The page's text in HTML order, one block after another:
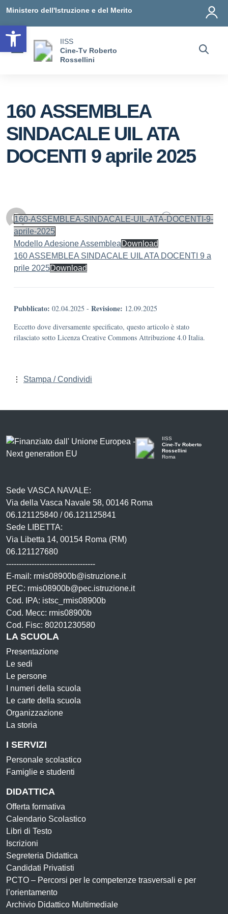
Ministero dell'Istruzione e del Merito
IISS
Cine-Tv Roberto
Rossellini
160 ASSEMBLEA
SINDACALE UIL ATA
DOCENTI 9 aprile 2025
Personale scolastico 0
160-ASSEMBLEA-SINDACALE-UIL-ATA-DOCENTI-9-
aprile-2025
Modello Adesione AssembleaDownload
160 ASSEMBLEA SINDACALE UIL ATA DOCENTI 9 a
prile 2025Download
Pubblicato: 02.04.2025 - Revisione: 12.09.2025
Eccetto dove diversamente specificato, questo articolo è stato
rilasciato sotto Licenza Creative Commons Attribuzione 4.0 Italia.
Stampa / Condividi
IISS
Cine-Tv Roberto
Rossellini
Roma
Sede VASCA NAVALE:
Via della Vasca Navale 58, 00146 Roma
06.121125840 / 06.121125841
Sede LIBETTA:
Via Libetta 14, 00154 Roma (RM)
06.121127680
-----------------------------------
E-mail: rmis08900b@istruzione.it
PEC: rmis08900b@pec.istruzione.it
Cod. IPA: istsc_rmis08900b
Cod. Mecc: rmis08900b
Cod. Fisc: 80201230580
LA SCUOLA
Presentazione
Le sedi
Le persone
I numeri della scuola
Le carte della scuola
Organizzazione
La storia
I SERVIZI
Personale scolastico
Famiglie e studenti
DIDATTICA
Offerta formativa
Calendario Scolastico
Libri di Testo
Iscrizioni
Segreteria Didattica
Candidati Privatisti
PCTO – Percorsi per le competenze trasversali e per
l’orientamento
Archivio Didattico Multimediale
Open toolbar